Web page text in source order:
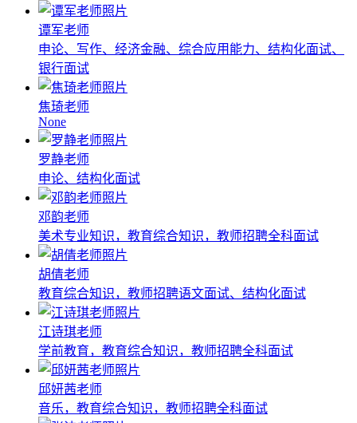
谭军老师
申论、写作、经济金融、综合应用能力、结构化面试、
银行面试
焦琦老师
None
罗静老师
申论、结构化面试
邓韵老师
美术专业知识，教育综合知识，教师招聘全科面试
胡倩老师
教育综合知识，教师招聘语文面试、结构化面试
江诗琪老师
学前教育，教育综合知识，教师招聘全科面试
邱妍茜老师
音乐，教育综合知识，教师招聘全科面试